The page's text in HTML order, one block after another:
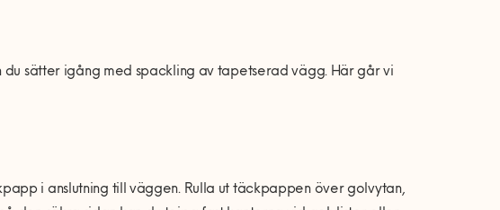
du sätter igång med spackling av tapetserad vägg. Här går vi
i anslutning till väggen. Rulla ut täckpappen över golvytan,